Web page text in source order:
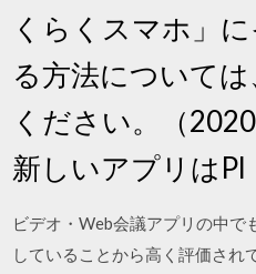
くらくスマホ」
る方法について
ください。（
新しいアプリはPl
ビデオ・Web会議アプリの中
していることから高く評価され